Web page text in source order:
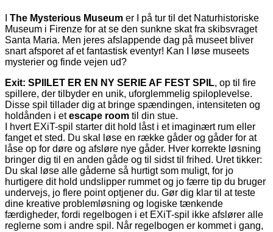
The Mysterious Museum er I på tur til det Naturhistoriske
Museum i Firenze for at se den sunkne skat fra skibsvraget
Santa Maria. Men jeres afslappende dag på museet bliver
snart afsporet af et fantastisk eventyr! Kan I løse museets
mysterier og finde vejen ud?
Exit: SPIlLET ER EN NY SERIE AF FEST SPIL, op til fire
spillere, der tilbyder en unik, uforglemmelig spiloplevelse.
Disse spil tillader dig at bringe spændingen, intensiteten og
holdånden i etescape room til din stue.
I hvert EXiT-spil starter dit hold låst i et imaginært rum eller
fanget et sted. Du skal løse en række gåder og gåder for at
låse op for døre og afsløre nye gåder. Hver korrekte løsning
bringer dig til en anden gåde og til sidst til frihed. Uret tikker:
Du skal løse alle gåderne så hurtigt som muligt, for jo
hurtigere dit hold undslipper rummet og jo færre tip du bruger
undervejs, jo flere point optjener du. Gør dig klar til at teste
dine kreative problemløsning og logiske tænkende
færdigheder, fordi regelbogen i et EXiT-spil ikke afslører alle
reglerne som i andre spil. Når regelbogen er kommet i gang,